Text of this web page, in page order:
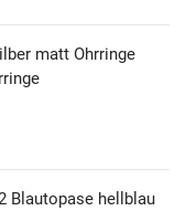
matt Ohrringe
Blautopase hellblau